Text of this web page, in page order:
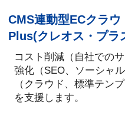
CMS連動型ECクラ
Plus(クレオス・プラ
コスト削減（自社での
強化（SEO、ソーシャ
（クラウド、標準テン
を支援します。